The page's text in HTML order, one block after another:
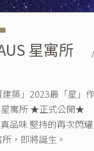
星寓所
建築」2023最「星」
星寓所 ★正式公開★
品味 堅持的再次閃
，即將誕生。